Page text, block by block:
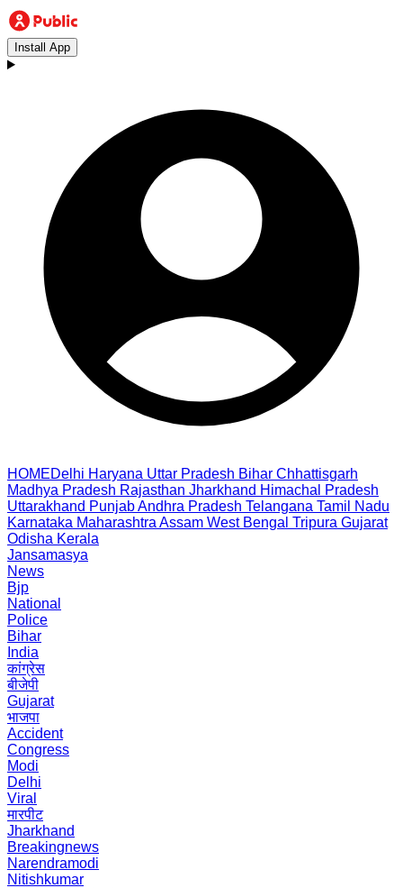
Install App
HOMEDelhi Haryana Uttar Pradesh Bihar Chhattisgarh
Madhya Pradesh Rajasthan Jharkhand Himachal Pradesh
Uttarakhand PunjabAndhra Pradesh Telangana Tamil Nadu
Karnataka Maharashtra Assam West Bengal Tripura Gujarat
Odisha Kerala
Jansamasya
News
Bjp
National
Police
Bihar
India
कांग्रेस
बीजेपी
Gujarat
भाजपा
Accident
Congress
Modi
Delhi
Viral
मारपीट
Jharkhand
Breakingnews
Narendramodi
Nitishkumar